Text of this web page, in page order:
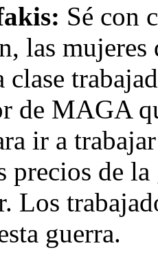
Sé con
las mujeres
de MAGA
ir a
precios de
Los
guerra.